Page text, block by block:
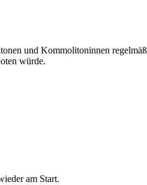
und Kommolitoninnen
würde.
am Start.